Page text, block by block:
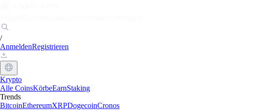
/
AnmeldenRegistrieren
Krypto
Alle CoinsKörbeEarnStaking
Trends
BitcoinEthereumXRPDogecoinCronos